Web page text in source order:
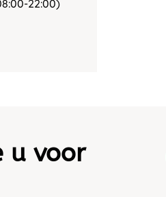
22:00)
u voor